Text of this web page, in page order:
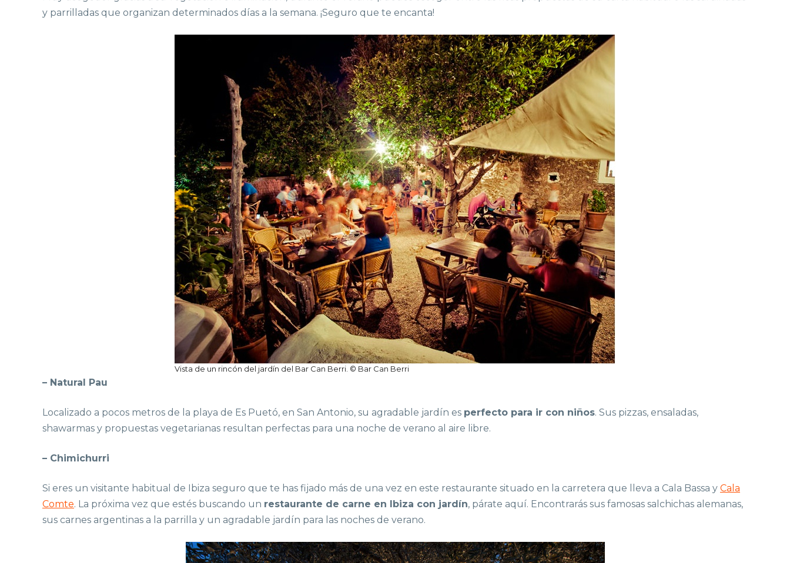
y parrilladas que organizan determinados días a la semana. ¡Seguro que te encanta!
Vista de un rincón del jardín del Bar Can Berri. © Bar Can Berri
– Natural Pau
Localizado a pocos metros de la playa de Es Puetó, en San Antonio, su agradable jardín es perfecto para ir con niños. Sus pizzas, ensaladas,
shawarmas y propuestas vegetarianas resultan perfectas para una noche de verano al aire libre.
– Chimichurri
Si eres un visitante habitual de Ibiza seguro que te has fijado más de una vez en este restaurante situado en la carretera que lleva a Cala Bassa y Cala
Comte. La próxima vez que estés buscando un restaurante de carne en Ibiza con jardín, párate aquí. Encontrarás sus famosas salchichas alemanas,
sus carnes argentinas a la parrilla y un agradable jardín para las noches de verano.